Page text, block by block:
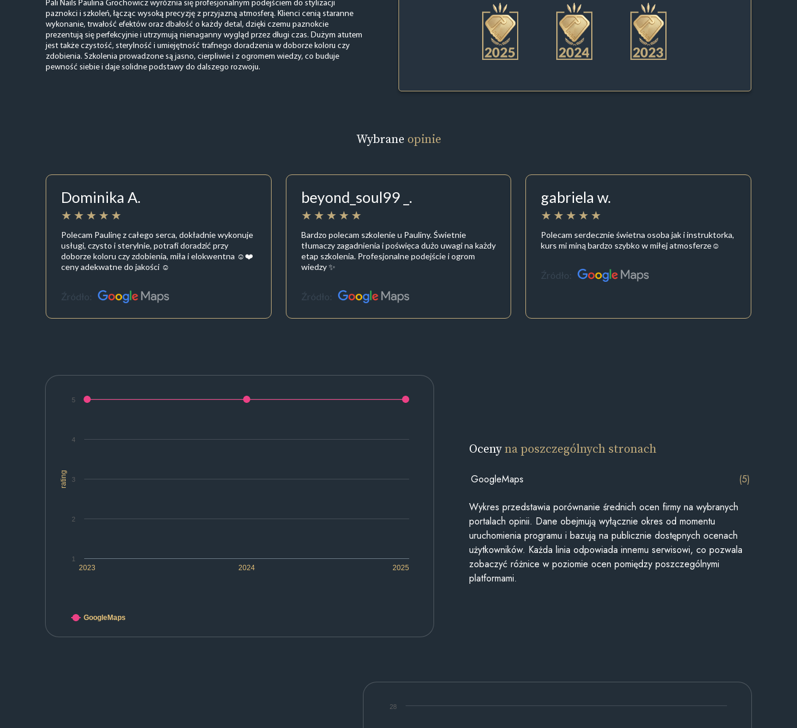
Pali Nails Paulina Grochowicz wyróżnia się profesjonalnym podejściem do stylizacji
paznokci i szkoleń, łącząc wysoką precyzję z przyjazną atmosferą. Klienci cenią staranne
wykonanie, trwałość efektów oraz dbałość o każdy detal, dzięki czemu paznokcie
prezentują się perfekcyjnie i utrzymują nienaganny wygląd przez długi czas. Dużym atutem
jest także czystość, sterylność i umiejętność trafnego doradzenia w doborze koloru czy
zdobienia. Szkolenia prowadzone są jasno, cierpliwie i z ogromem wiedzy, co buduje
pewność siebie i daje solidne podstawy do dalszego rozwoju.
Wybrane opinie
Dominika A.
Polecam Paulinę z całego serca, dokładnie wykonuje
usługi, czysto i sterylnie, potrafi doradzić przy
doborze koloru czy zdobienia, miła i elokwentna ☺️❤️
ceny adekwatne do jakości ☺️
Źródło:
beyond_soul99 _.
Bardzo polecam szkolenie u Pauliny. Świetnie
tłumaczy zagadnienia i poświęca dużo uwagi na każdy
etap szkolenia. Profesjonalne podejście i ogrom
wiedzy ✨
Źródło:
gabriela w.
Polecam serdecznie świetna osoba jak i instruktorka,
kurs mi miną bardzo szybko w miłej atmosferze☺️
Źródło:
rating
2023 2024 2025
1
2
3
4
5
GoogleMaps
Ocenyna poszczególnych stronach
GoogleMaps (5)
Wykres przedstawia porównanie średnich ocen firmy na wybranych
portalach opinii. Dane obejmują wyłącznie okres od momentu
uruchomienia programu i bazują na publicznie dostępnych ocenach
użytkowników. Każda linia odpowiada innemu serwisowi, co pozwala
zobaczyć różnice w poziomie ocen pomiędzy poszczególnymi
platformami.
28